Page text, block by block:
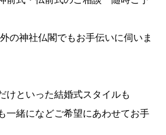
の神社仏閣でもお手伝いに伺いま
けといった結婚式スタイルも
一緒になどご希望にあわせてお手